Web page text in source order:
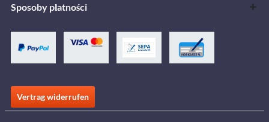
Sposoby płatności
Vertrag widerrufen